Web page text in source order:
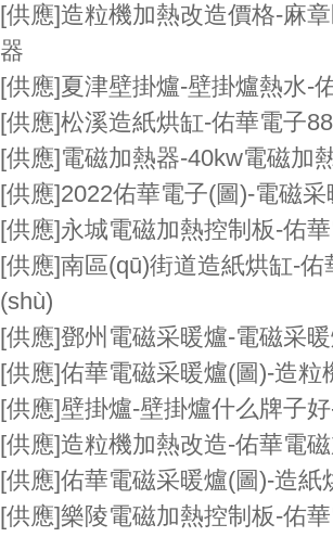
[供應]造粒機加熱改造價格-麻
器
[供應]夏津壁掛爐-壁掛爐熱水-
[供應]松溪造紙烘缸-佑華電子
[供應]電磁加熱器-40kw電磁加
[供應]2022佑華電子(圖)-電磁
[供應]永城電磁加熱控制板-佑
[供應]南區(qū)街道造紙烘缸-
(shù)
[供應]鄧州電磁采暖爐-電磁采
[供應]佑華電磁采暖爐(圖)-造
[供應]壁掛爐-壁掛爐什么牌子
[供應]造粒機加熱改造-佑華電
[供應]佑華電磁采暖爐(圖)-造
[供應]樂陵電磁加熱控制板-佑